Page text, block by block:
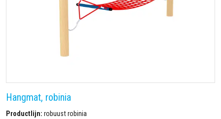
Hangmat, robinia
Productlijn: robuust robinia